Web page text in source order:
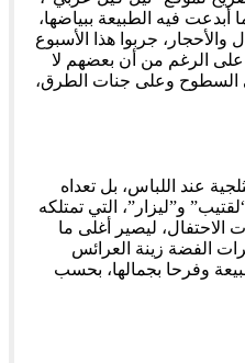
أبدعت فيه الطبيعة ببياضها،
والأحجار، جربوا هذا الأسبوع
الرغم من أن بعضهم لا
السطوح وعلى جنات الطرق،
عند اللباس، بل تعداه
و”ليزار”، التي تمتلكه
ليصير أغلى ما
الفضة زينة العرائس
وفرحا بجمالها، بحسب